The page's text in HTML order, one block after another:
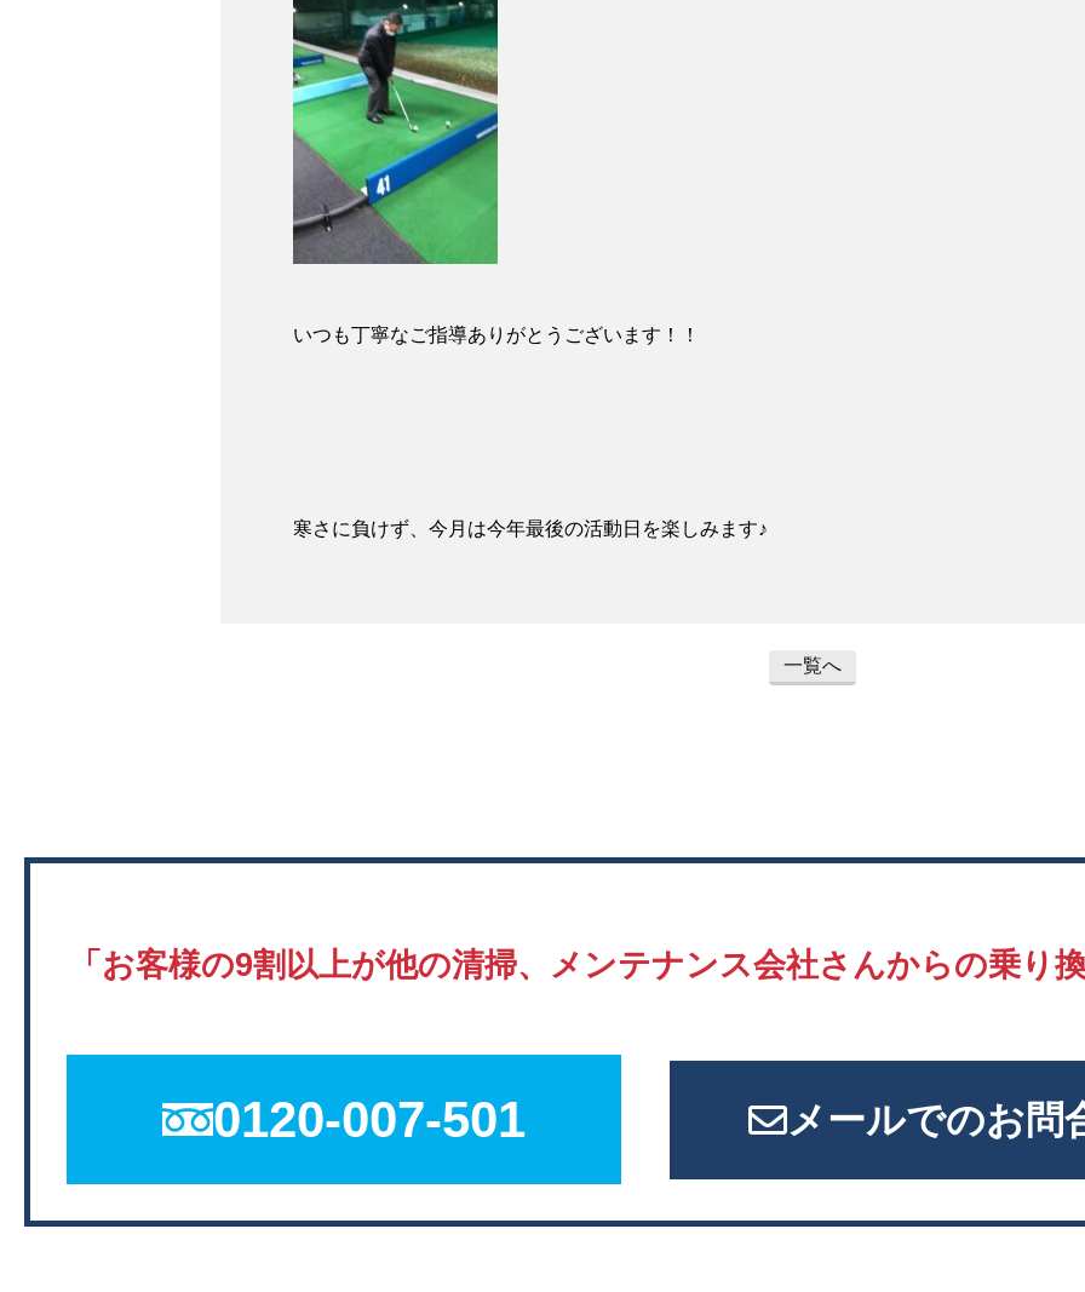
いつも丁寧なご指導ありがとうございます！！
寒さに負けず、今月は今年最後の活動日を楽しみます♪
一覧へ
「お客様の9割以上が他の清掃、 メンテナンス会社さんからの乗り
0120-007-501 メールでのお問